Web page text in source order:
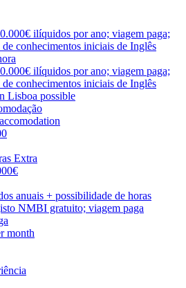
ilíquidos por ano; viagem paga;
de conhecimentos iniciais de Inglês
ilíquidos por ano; viagem paga;
de conhecimentos iniciais de Inglês
Lisboa possible
Extra
anuais + possibilidade de horas
NMBI gratuito; viagem paga
month